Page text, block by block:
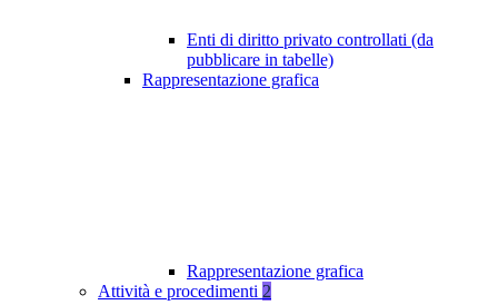
Enti di diritto privato controllati (da
pubblicare in tabelle)
Rappresentazione grafica
Rappresentazione grafica
Attività e procedimenti 2